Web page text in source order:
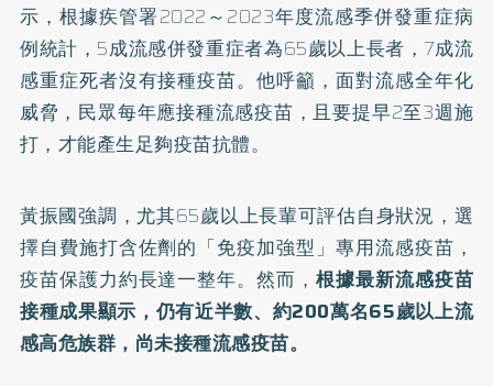
示，根據疾管署2022～2023年度流感季併發重症病
例統計，5成流感併發重症者為65歲以上長者，7成流
感重症死者沒有接種疫苗。他呼籲，面對流感全年化
威脅，民眾每年應接種流感疫苗，且要提早2至3週施
打，才能產生足夠疫苗抗體。
黃振國強調，尤其65歲以上長輩可評估自身狀況，選
擇自費施打含佐劑的「免疫加強型」專用流感疫苗，
疫苗保護力約長達一整年。然而，根據最新流感疫苗
接種成果顯示，仍有近半數、約200萬名65歲以上流
感高危族群，尚未接種流感疫苗。